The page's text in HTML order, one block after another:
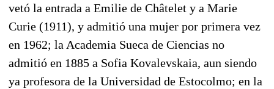
vetó la entrada a Emilie de Châtelet y a Marie
Curie (1911), y admitió una mujer por primera vez
en 1962; la Academia Sueca de Ciencias no
admitió en 1885 a Sofia Kovalevskaia, aun siendo
ya profesora de la Universidad de Estocolmo; en la